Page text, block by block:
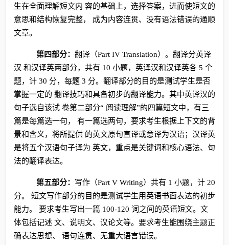
生在全面理解短文内 容的基础上，选择答案，进而使短文的
意思和结构恢复完整， 成为内容连贯、没有语法错误的通顺
文章。
第四部分： 翻译（Part IV Translation）。翻译分英译
汉 和汉译英两部分，共有 10 小题，英译汉和汉译英各 5 个
题，计 30 分，每题 3 分。翻译部分的目的是测试学生是否
掌握一定的 翻译技巧和具备初步的翻译能力。其中英译汉的
句子选自该试 卷第二部分“ 阅读理解”的四篇短文中，有三
篇是每篇选一句， 有一篇选两句，要求考生根据上下文的背
景和含义，将所提供 的英文原句直译或意译为汉语；汉译英
是将五个汉语句子译为 英文，重点是关键词和核心语法、句
法的翻译表达。
第五部分：
写作（Part V Writing）共有 1 小题，计 20
分。 短文写作部分的目的是测试学生用英语书面表达的初步
能力。 要求考生写出一篇 100-120 词之间的英语短文。文
体包括记述 文、说明文、议论文等。要求考生能围绕主题正
确表达思想、 语句连贯、无重大语言错误。